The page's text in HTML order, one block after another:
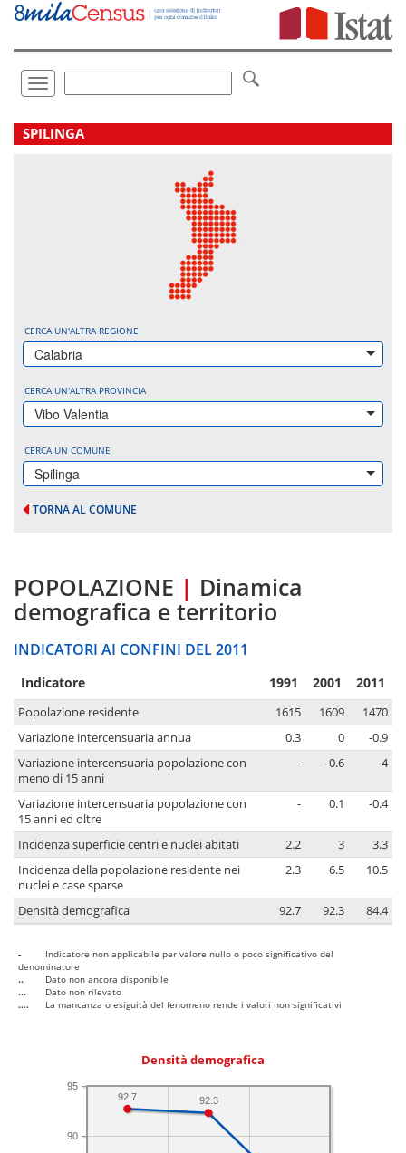
Vai
direttamente
Toggle
navigation
.
SPILINGA
CERCA UN'ALTRA REGIONE
Calabria
CERCA UN'ALTRA PROVINCIA
Vibo Valentia
CERCA UN COMUNE
Spilinga
TORNA AL COMUNE
POPOLAZIONE | Dinamica
demografica e territorio
INDICATORI AI CONFINI DEL 2011
Indicatore 1991 2001 2011
Popolazione residente 1615 1609
1470
Variazione intercensuaria annua
0.3 0
-0.9
Variazione intercensuaria popolazione con
meno di 15 anni
- -0.6 -4
Variazione intercensuaria popolazione con
15 anni ed oltre
- 0.1 -0.4
Incidenza superficie centri e nuclei abitati 2.2 3
3.3
Incidenza della popolazione residente nei
nuclei e case sparse
2.3 6.5 10.5
Densità demografica 92.7 92.3 84.4
-
Indicatore non applicabile per valore nullo o poco significativo del
denominatore
..
Dato non ancora disponibile
...
Dato non rilevato
....
La mancanza o esiguità del fenomeno rende i valori non significativi
Densità demografica
90
95
92.3
92.7